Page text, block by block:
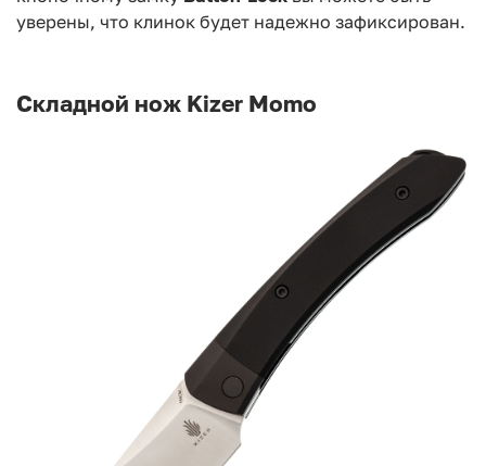
уверены, что клинок будет надежно зафиксирован.
Складной нож Kizer Momo